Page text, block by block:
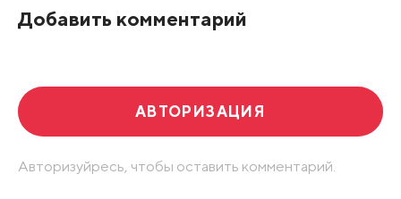
Добавить комментарий
АВТОРИЗАЦИЯ
Авторизуйресь, чтобы оставить комментарий.